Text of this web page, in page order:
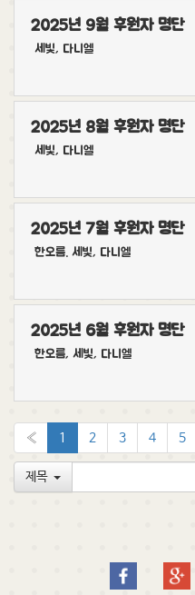
2025년 9월 후원자 명단
세빛, 다니엘
2025년 8월 후원자 명단
세빛, 다니엘
2025년 7월 후원자 명단
한오름. 세빛, 다니엘
2025년 6월 후원자 명단
한오름, 세빛, 다니엘
« 1 2 3 4 5
제목